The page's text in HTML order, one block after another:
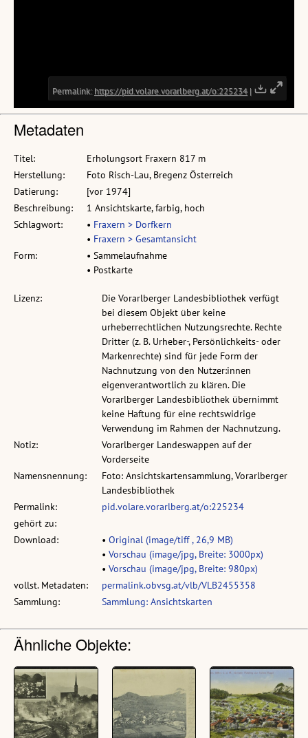
Metadaten
Titel:
Erholungsort Fraxern 817 m
Herstellung:
Foto Risch-Lau, Bregenz Österreich
Datierung:
[vor 1974]
Beschreibung:
1 Ansichtskarte, farbig, hoch
Schlagwort:
• Fraxern > Dorfkern
• Fraxern > Gesamtansicht
Form:
• Sammelaufnahme
• Postkarte
Lizenz:
Die Vorarlberger Landesbibliothek verfügt
bei diesem Objekt über keine
urheberrechtlichen Nutzungsrechte. Rechte
Dritter (z. B. Urheber-, Persönlichkeits- oder
Markenrechte) sind für jede Form der
Nachnutzung von den Nutzer:innen
eigenverantwortlich zu klären. Die
Vorarlberger Landesbibliothek übernimmt
keine Haftung für eine rechtswidrige
Verwendung im Rahmen der Nachnutzung.
Notiz:
Vorarlberger Landeswappen auf der
Vorderseite
Namensnennung:
Foto: Ansichtskartensammlung, Vorarlberger
Landesbibliothek
Permalink:
pid.volare.vorarlberg.at/o:225234
gehört zu:
Download:
• Original (image/tiff , 26,9 MB)
• Vorschau (image/jpg, Breite: 3000px)
• Vorschau (image/jpg, Breite: 980px)
vollst. Metadaten:
permalink.obvsg.at/vlb/VLB2455358
Sammlung:
Sammlung: Ansichtskarten
Ähnliche Objekte: